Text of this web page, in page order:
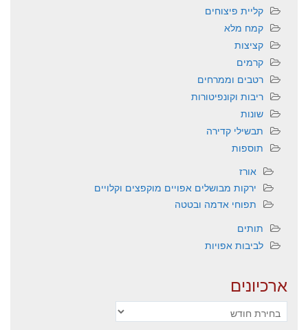
קליית פיצוחים
קמח מלא
קציצות
קרמים
רטבים וממרחים
ריבות וקונפיטורות
שונות
תבשילי קדירה
תוספות
אורז
ירקות מבושלים אפויים מוקפצים וקלויים
תפוחי אדמה ובטטה
תותים
לביבות אפויות
ארכיונים
ארכיונים